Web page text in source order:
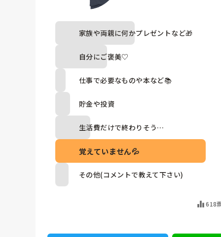
家族や両親に何かプレゼントなど🎁
自分にご褒美♡
仕事で必要なものや本など📚
貯金や投資
生活費だけで終わりそう…
覚えていません💦
その他(コメントで教えて下さい)
618